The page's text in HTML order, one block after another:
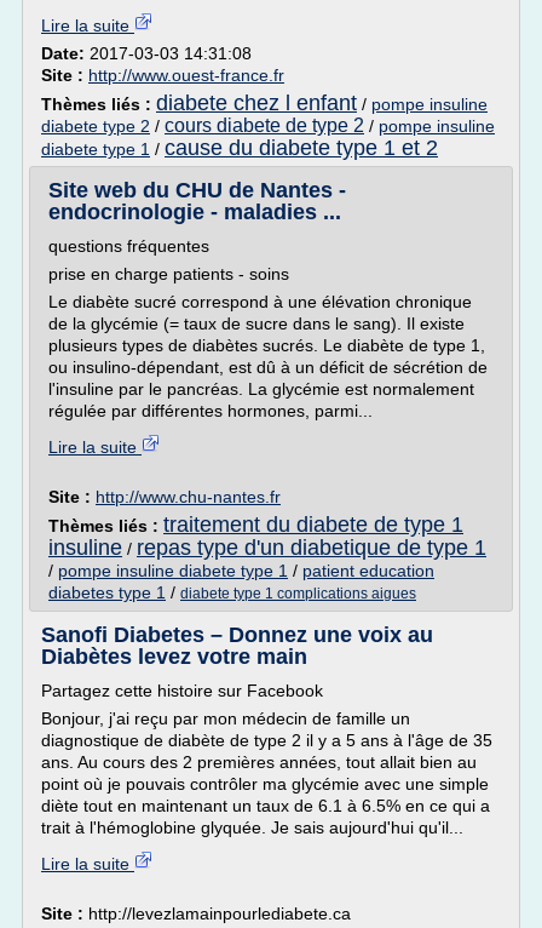
Lire la suite
Date: 2017-03-03 14:31:08
Site : http://www.ouest-france.fr
Thèmes liés : diabete chez l enfant / pompe insuline
diabete type 2 / cours diabete de type 2 / pompe insuline
diabete type 1 / cause du diabete type 1 et 2
Site web du CHU de Nantes -
endocrinologie - maladies ...
questions fréquentes
prise en charge patients - soins
Le diabète sucré correspond à une élévation chronique
de la glycémie (= taux de sucre dans le sang). Il existe
plusieurs types de diabètes sucrés. Le diabète de type 1,
ou insulino-dépendant, est dû à un déficit de sécrétion de
l'insuline par le pancréas. La glycémie est normalement
régulée par différentes hormones, parmi...
Lire la suite
Site : http://www.chu-nantes.fr
Thèmes liés : traitement du diabete de type 1
insuline / repas type d'un diabetique de type 1
/ pompe insuline diabete type 1 / patient education
diabetes type 1 / diabete type 1 complications aigues
Sanofi Diabetes – Donnez une voix au
Diabètes levez votre main
Partagez cette histoire sur Facebook
Bonjour, j'ai reçu par mon médecin de famille un
diagnostique de diabète de type 2 il y a 5 ans à l'âge de 35
ans. Au cours des 2 premières années, tout allait bien au
point où je pouvais contrôler ma glycémie avec une simple
diète tout en maintenant un taux de 6.1 à 6.5% en ce qui a
trait à l'hémoglobine glyquée. Je sais aujourd'hui qu'il...
Lire la suite
Site : http://levezlamainpourlediabete.ca